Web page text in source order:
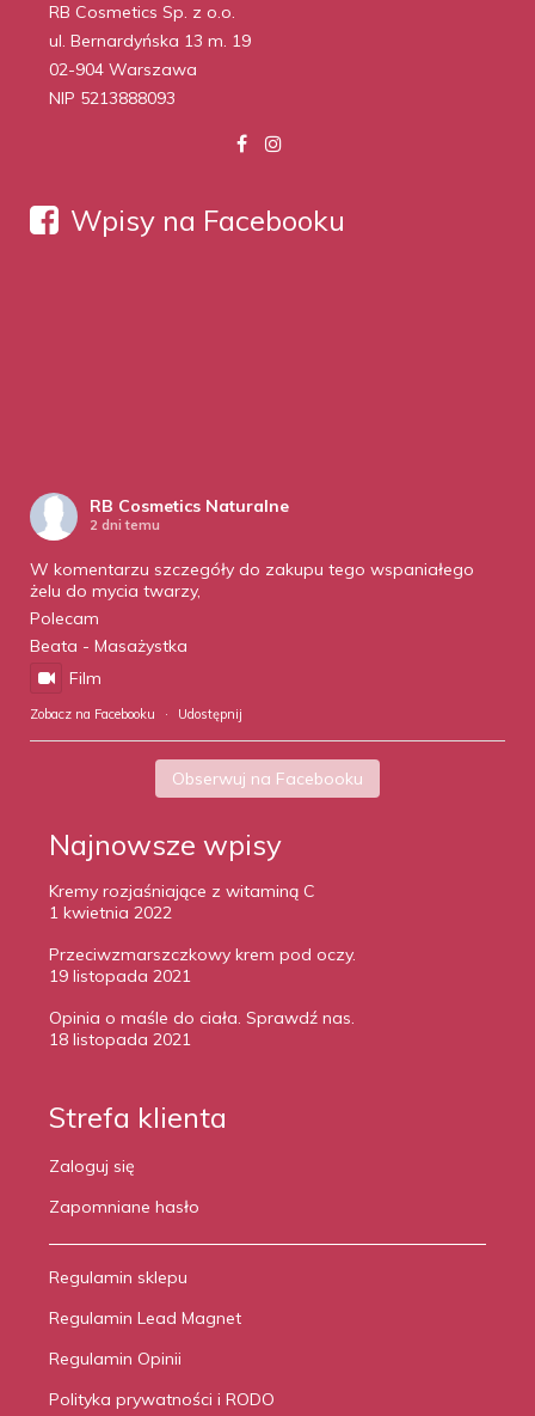
RB Cosmetics Sp. z o.o.
ul. Bernardyńska 13 m. 19
02-904 Warszawa
NIP 5213888093
Wpisy na Facebooku
RB Cosmetics Naturalne
2 dni temu
W komentarzu szczegóły do zakupu tego wspaniałego
żelu do mycia twarzy,
Polecam
Beata - Masażystka
Film
Zobacz na Facebooku · Udostępnij
Obserwuj na Facebooku
Najnowsze wpisy
Kremy rozjaśniające z witaminą C
1 kwietnia 2022
Przeciwzmarszczkowy krem pod oczy.
19 listopada 2021
Opinia o maśle do ciała. Sprawdź nas.
18 listopada 2021
Strefa klienta
Zaloguj się
Zapomniane hasło
Regulamin sklepu
Regulamin Lead Magnet
Regulamin Opinii
Polityka prywatności i RODO